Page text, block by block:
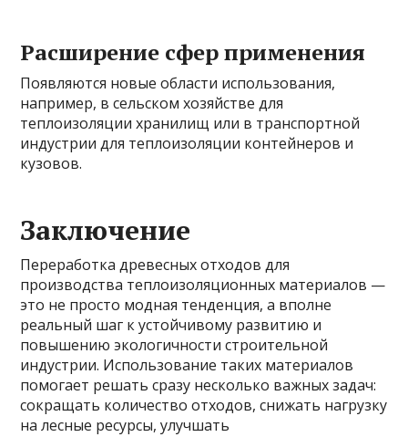
Расширение сфер применения
Появляются новые области использования,
например, в сельском хозяйстве для
теплоизоляции хранилищ или в транспортной
индустрии для теплоизоляции контейнеров и
кузовов.
Заключение
Переработка древесных отходов для
производства теплоизоляционных материалов —
это не просто модная тенденция, а вполне
реальный шаг к устойчивому развитию и
повышению экологичности строительной
индустрии. Использование таких материалов
помогает решать сразу несколько важных задач:
сокращать количество отходов, снижать нагрузку
на лесные ресурсы, улучшать